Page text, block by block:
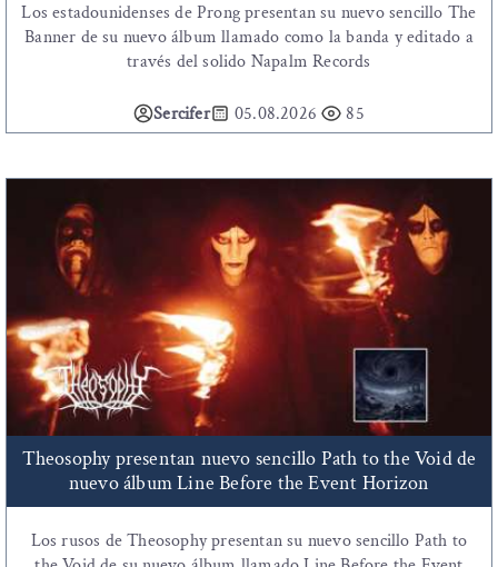
Los estadounidenses de Prong presentan su nuevo sencillo The
Banner de su nuevo álbum llamado como la banda y editado a
través del solido Napalm Records
Sercifer 05.08.2026 85
Theosophy presentan nuevo sencillo Path to the Void de
nuevo álbum Line Before the Event Horizon
Los rusos de Theosophy presentan su nuevo sencillo Path to